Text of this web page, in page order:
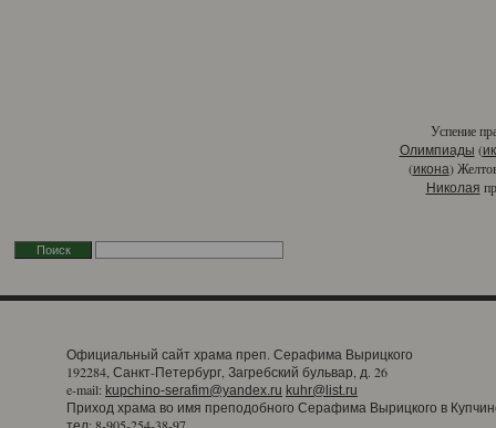
Успение
Олимпиады (
(икона)
Николая
Официальный сайт храма преп. Серафима Вырицкого
192284, Санкт-Петербург, Загребский бульвар, д. 26
e-mail: kupchino-serafim@yandex.ru kuhr@list.ru
Приход храма во имя преподобного Серафима Вырицкого в